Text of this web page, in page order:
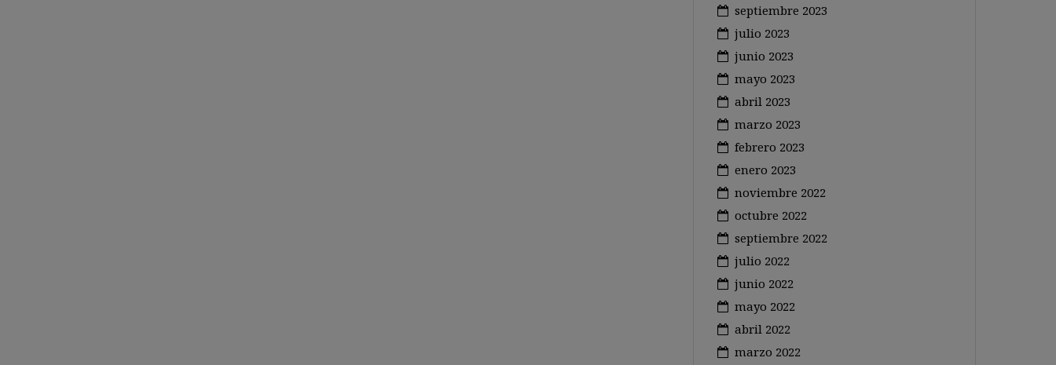
septiembre 2023
julio 2023
junio 2023
mayo 2023
abril 2023
marzo 2023
febrero 2023
enero 2023
noviembre 2022
octubre 2022
septiembre 2022
julio 2022
junio 2022
mayo 2022
abril 2022
marzo 2022